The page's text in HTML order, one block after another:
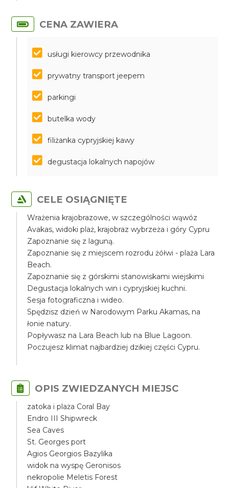
CENA ZAWIERA
usługi kierowcy przewodnika
prywatny transport jeepem
parkingi
butelka wody
filiżanka cypryjskiej kawy
degustacja lokalnych napojów
CELE OSIĄGNIĘTE
Wrażenia krajobrazowe, w szczególności wąwóz
Avakas, widoki plaż, krajobraz wybrzeża i góry Cypru
Zapoznanie się z laguną.
Zapoznanie się z miejscem rozrodu żółwi - plaża Lara
Beach.
Zapoznanie się z górskimi stanowiskami wiejskimi
Degustacja lokalnych win i cypryjskiej kuchni.
Sesja fotograficzna i wideo.
Spędzisz dzień w Narodowym Parku Akamas, na
łonie natury.
Popływasz na Lara Beach lub na Blue Lagoon.
Poczujesz klimat najbardziej dzikiej części Cypru.
OPIS ZWIEDZANYCH MIEJSC
zatoka i plaża Coral Bay
Endro III Shipwreck
Sea Caves
St. Georges port
Agios Georgios Bazylika
widok na wyspę Geronisos
nekropolie Meletis Forest